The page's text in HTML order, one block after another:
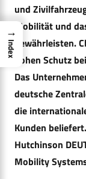
und
Mobilität und
gewährleisten.
hohen Schutz
Das
deutsche
die
Kunden
Hutchinson
Mobility
→
Index